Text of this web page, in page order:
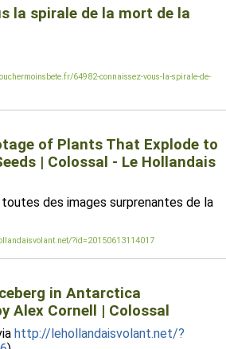
la spirale de la mort de la
64982-connaissez-vous-la-spirale-de-
of Plants That Explode to
| Colossal - Le Hollandais
des images surprenantes de la
?id=20150613114017
in Antarctica
Alex Cornell | Colossal
http://lehollandaisvolant.net/?